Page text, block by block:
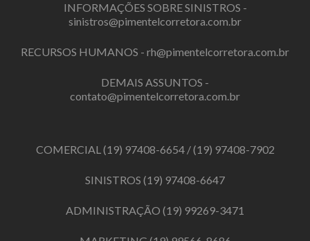
INFORMAÇÕES SOBRE SINISTROS -
sinistros@pimentelcorretora.com.br
RECURSOS HUMANOS - rh@pimentelcorretora.com.br
DEMAIS ASSUNTOS -
contato@pimentelcorretora.com.br
COMERCIAL(19) 97408-6654/(19) 97408-7902
SINISTROS (19) 97408-6647
ADMINISTRAÇÃO (19) 99269-3471